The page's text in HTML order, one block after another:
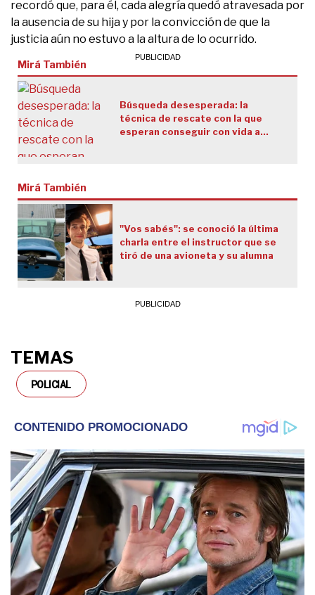
recordó que, para él, cada alegría quedó atravesada por
la ausencia de su hija y por la convicción de que la
justicia aún no estuvo a la altura de lo ocurrido.
Mirá También
Búsqueda desesperada: la
técnica de rescate con la que
esperan conseguir con vida a
Mirá También
"Vos sabés": se conoció la última
charla entre el instructor que se
tiró de una avioneta y su alumna
TEMAS
POLICIAL